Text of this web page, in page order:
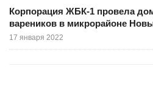
Корпорация ЖБК-1 провела
вареников в микрорайоне
17 января 2022